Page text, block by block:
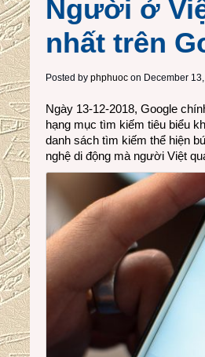
Người ở
nhất trên
Posted by phphuoc on December
Ngày 13-12-2018, Google
hạng mục tìm kiếm tiêu biểu
danh sách tìm kiếm thể hiện
nghệ di động mà người Việt